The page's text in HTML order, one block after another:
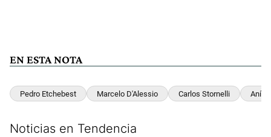
EN ESTA NOTA
Pedro Etchebest Marcelo D'Alessio Carlos Stornelli
Noticias en Tendencia